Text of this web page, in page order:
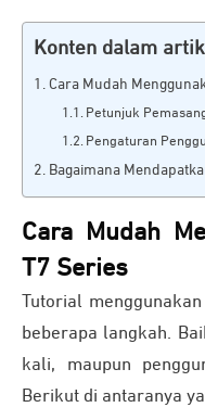
Konten dalam
Cara Mudah
Petunjuk
Pengaturan
Bagaimana
Cara Mudah
T7 Series
Tutorial
beberapa langkah.
kali, maupun
Berikut di antaranya